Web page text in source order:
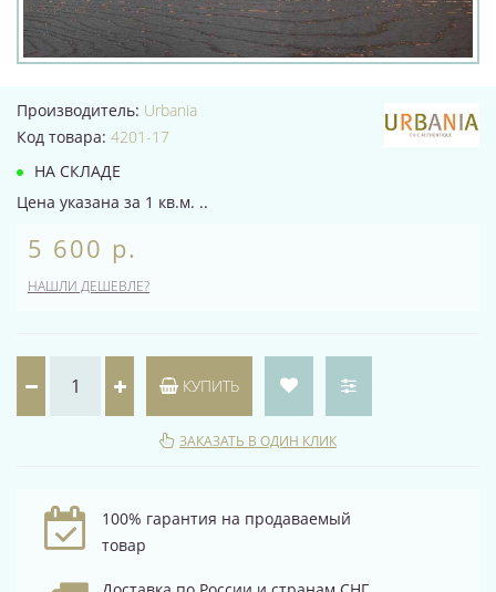
Производитель: Urbania
Код товара: 4201-17
НА СКЛАДЕ
Цена указана за 1 кв.м. ..
5 600 р.
НАШЛИ ДЕШЕВЛЕ?
КУПИТЬ
ЗАКАЗАТЬ В ОДИН КЛИК
100% гарантия на продаваемый
товар